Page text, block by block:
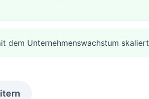
dem Unternehmenswachstum skaliert